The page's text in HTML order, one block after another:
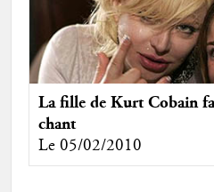
La fille de Kurt Cobain
chant
Le 05/02/2010